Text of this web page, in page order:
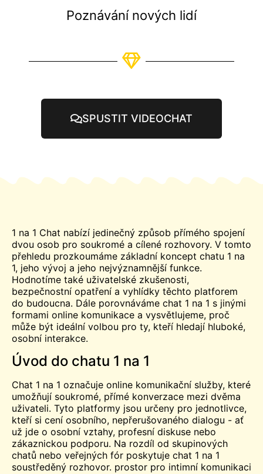
Poznávání nových lidí
SPUSTIT VIDEOCHAT
1 na 1 Chat nabízí jedinečný způsob přímého spojení
dvou osob pro soukromé a cílené rozhovory. V tomto
přehledu prozkoumáme základní koncept chatu 1 na
1, jeho vývoj a jeho nejvýznamnější funkce.
Hodnotíme také uživatelské zkušenosti,
bezpečnostní opatření a vyhlídky těchto platforem
do budoucna. Dále porovnáváme chat 1 na 1 s jinými
formami online komunikace a vysvětlujeme, proč
může být ideální volbou pro ty, kteří hledají hluboké,
osobní interakce.
Úvod do chatu 1 na 1
Chat 1 na 1 označuje online komunikační služby, které
umožňují soukromé, přímé konverzace mezi dvěma
uživateli. Tyto platformy jsou určeny pro jednotlivce,
kteří si cení osobního, nepřerušovaného dialogu - ať
už jde o osobní vztahy, profesní diskuse nebo
zákaznickou podporu. Na rozdíl od skupinových
chatů nebo veřejných fór poskytuje chat 1 na 1
soustředěný rozhovor. prostor pro intimní komunikaci